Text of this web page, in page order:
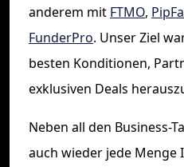
anderem mit FTMO,
FunderPro. Unser Ziel
besten Konditionen,
exklusiven Deals
Neben all den Business-
auch wieder jede Menge